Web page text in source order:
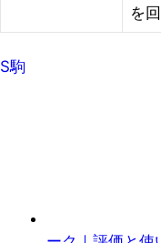
を
S駒